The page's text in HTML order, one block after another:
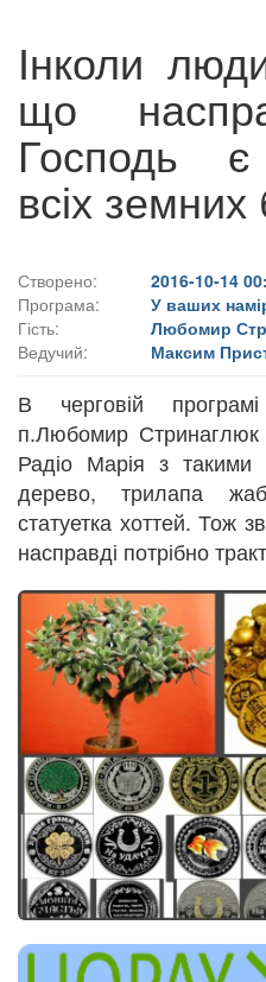
Інколи
що
Господь
всіх земних
Створено:
2016-10-14
Програма:
У ваших
Гість:
Любомир
Ведучий:
Максим
В черговій
п.Любомир Стринаглюк
Радіо Марія з
дерево, трилапа
статуетка хоттей. Тож
насправді потрібно